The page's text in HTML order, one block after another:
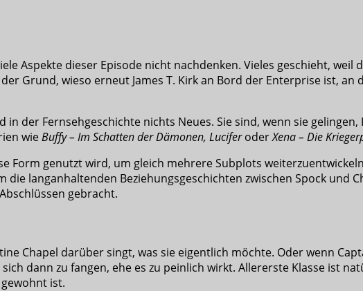
Aspekte dieser Episode nicht nachdenken. Vieles geschieht,
Grund, wieso erneut James T. Kirk an Bord der Enterprise ist, an
in der Fernsehgeschichte nichts Neues. Sie sind, wenn sie
wieBuffy – Im Schatten der Dämonen, LuciferoderXena – Die
Form genutzt wird, um gleich mehrere Subplots
langanhaltenden Beziehungsgeschichten zwischen Spock und
gebracht.
Chapel darüber singt, was sie eigentlich möchte. Oder wenn
dann zu fangen, ehe es zu peinlich wirkt. Allererste Klasse ist
ist.